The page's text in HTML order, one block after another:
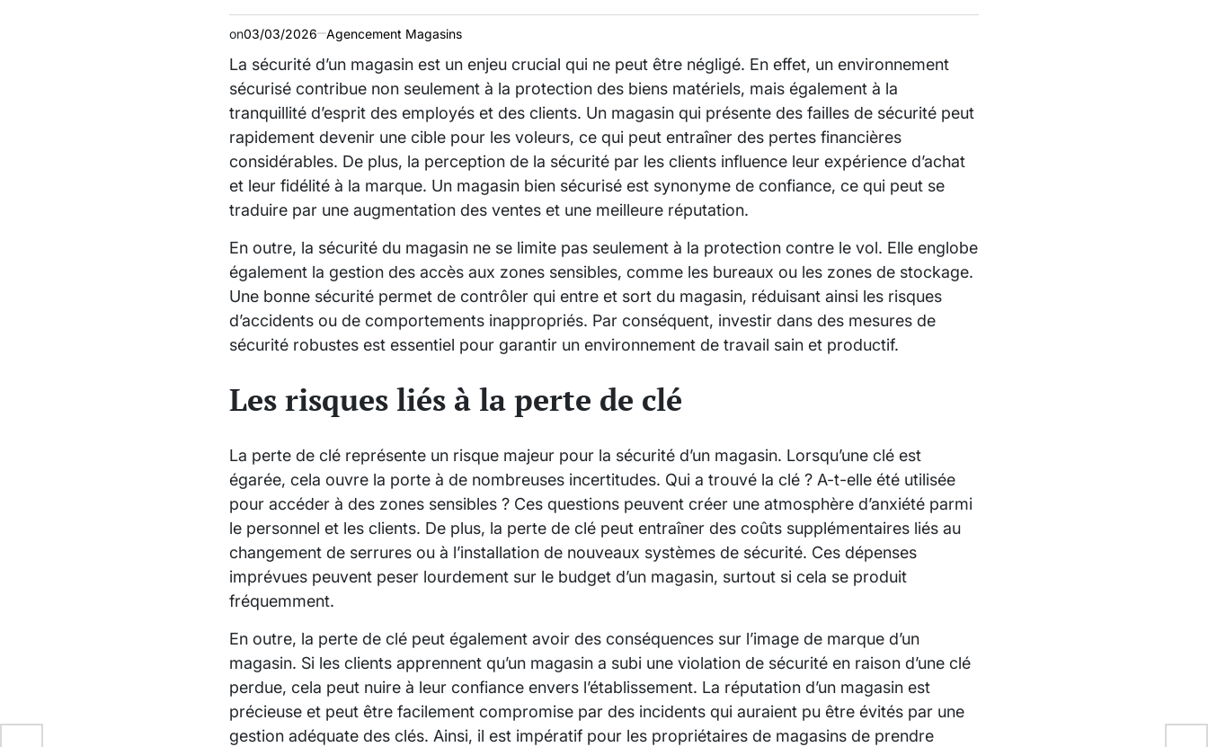
on03/03/2026 Agencement Magasins
La sécurité d’un magasin est un enjeu crucial qui ne peut être négligé. En effet, un environnement
sécurisé contribue non seulement à la protection des biens matériels, mais également à la
tranquillité d’esprit des employés et des clients. Un magasin qui présente des failles de sécurité peut
rapidement devenir une cible pour les voleurs, ce qui peut entraîner des pertes financières
considérables. De plus, la perception de la sécurité par les clients influence leur expérience d’achat
et leur fidélité à la marque. Un magasin bien sécurisé est synonyme de confiance, ce qui peut se
traduire par une augmentation des ventes et une meilleure réputation.
En outre, la sécurité du magasin ne se limite pas seulement à la protection contre le vol. Elle englobe
également la gestion des accès aux zones sensibles, comme les bureaux ou les zones de stockage.
Une bonne sécurité permet de contrôler qui entre et sort du magasin, réduisant ainsi les risques
d’accidents ou de comportements inappropriés. Par conséquent, investir dans des mesures de
sécurité robustes est essentiel pour garantir un environnement de travail sain et productif.
Les risques liés à la perte de clé
La perte de clé représente un risque majeur pour la sécurité d’un magasin. Lorsqu’une clé est
égarée, cela ouvre la porte à de nombreuses incertitudes. Qui a trouvé la clé ? A-t-elle été utilisée
pour accéder à des zones sensibles ? Ces questions peuvent créer une atmosphère d’anxiété parmi
le personnel et les clients. De plus, la perte de clé peut entraîner des coûts supplémentaires liés au
changement de serrures ou à l’installation de nouveaux systèmes de sécurité. Ces dépenses
imprévues peuvent peser lourdement sur le budget d’un magasin, surtout si cela se produit
fréquemment.
En outre, la perte de clé peut également avoir des conséquences sur l’image de marque d’un
magasin. Si les clients apprennent qu’un magasin a subi une violation de sécurité en raison d’une clé
perdue, cela peut nuire à leur confiance envers l’établissement. La réputation d’un magasin est
précieuse et peut être facilement compromise par des incidents qui auraient pu être évités par une
gestion adéquate des clés. Ainsi, il est impératif pour les propriétaires de magasins de prendre